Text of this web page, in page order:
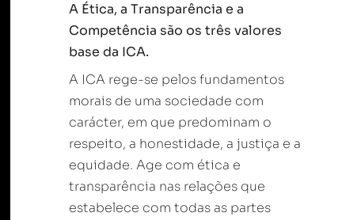
A Ética, a Transparência e a
Competência são os três valores
base da ICA.
A ICA rege-se pelos fundamentos
morais de uma sociedade com
carácter, em que predominam o
respeito, a honestidade, a justiça e a
equidade. Age com ética e
transparência nas relações que
estabelece com todas as partes